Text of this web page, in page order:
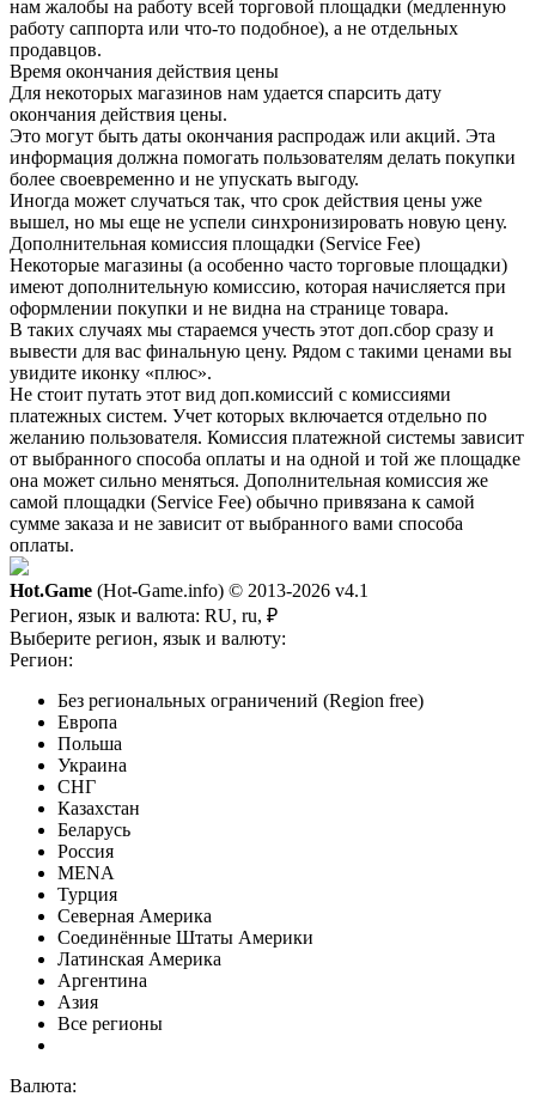
нам жалобы на работу всей торговой площадки (медленную
работу саппорта или что-то подобное), а не отдельных
продавцов.
Время окончания действия цены
Для некоторых магазинов нам удается спарсить дату
окончания действия цены.
Это могут быть даты окончания распродаж или акций. Эта
информация должна помогать пользователям делать покупки
более своевременно и не упускать выгоду.
Иногда может случаться так, что срок действия цены уже
вышел, но мы еще не успели синхронизировать новую цену.
Дополнительная комиссия площадки (Service Fee)
Некоторые магазины (а особенно часто торговые площадки)
имеют дополнительную комиссию, которая начисляется при
оформлении покупки и не видна на странице товара.
В таких случаях мы стараемся учесть этот доп.сбор сразу и
вывести для вас финальную цену. Рядом с такими ценами вы
увидите иконку «плюс».
Не стоит путать этот вид доп.комиссий с комиссиями
платежных систем. Учет которых включается отдельно по
желанию пользователя. Комиссия платежной системы зависит
от выбранного способа оплаты и на одной и той же площадке
она может сильно меняться. Дополнительная комиссия же
самой площадки (Service Fee) обычно привязана к самой
сумме заказа и не зависит от выбранного вами способа
оплаты.
Hot.Game (Hot-Game.info) © 2013-2026 v4.1
Регион, язык и валюта: RU, ru, ₽
Выберите регион, язык и валюту:
Регион:
Без региональных ограничений (Region free)
Европа
Польша
Украина
СНГ
Казахстан
Беларусь
Россия
MENA
Турция
Северная Америка
Соединённые Штаты Америки
Латинская Америка
Аргентина
Азия
Все регионы
Валюта: